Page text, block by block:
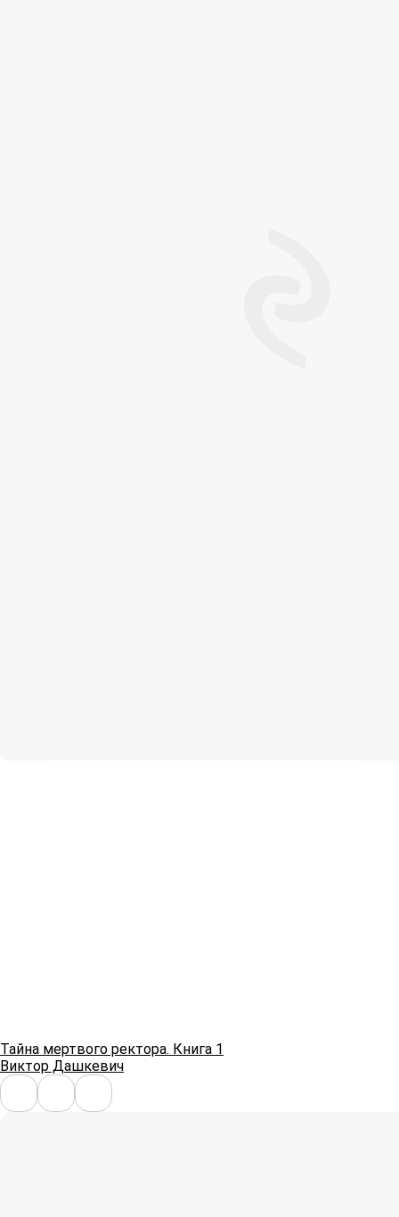
Тайна мертвого ректора. Книга 1
Виктор Дашкевич